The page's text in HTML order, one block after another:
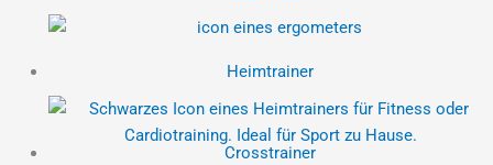
Heimtrainer
Crosstrainer